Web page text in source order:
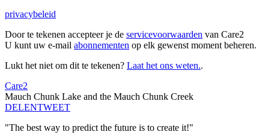
privacybeleid
Door te tekenen accepteer je de servicevoorwaarden van Care2
U kunt uw e-mail abonnementen op elk gewenst moment beheren.
Lukt het niet om dit te tekenen? Laat het ons weten..
Care2
Mauch Chunk Lake and the Mauch Chunk Creek
DELENTWEET
"The best way to predict the future is to create it!"